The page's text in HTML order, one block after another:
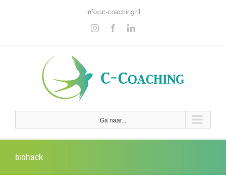
info@c-coaching.nl
InstagramFacebookLinkedIn
Ga naar...
biohack